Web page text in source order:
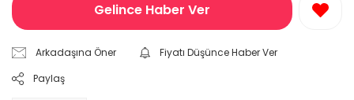
Gelince Haber Ver
Arkadaşına Öner
Fiyatı Düşünce Haber Ver
Paylaş